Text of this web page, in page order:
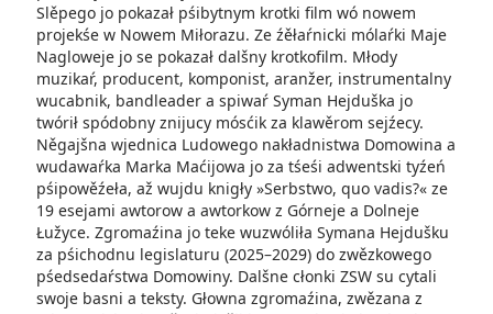
Slěpego jo pokazał pśibytnym krotki film wó nowem
projekśe w Nowem Miłorazu. Ze źěłaŕnicki mólaŕki Maje
Nagloweje jo se pokazał dalšny krotkofilm. Młody
muzikaŕ, producent, komponist, aranžer, instrumentalny
wucabnik, bandleader a spiwaŕ Syman Hejduška jo
twórił spódobny znijucy mósćik za klawěrom sejźecy.
Něgajšna wjednica Ludowego nakładnistwa Domowina a
wudawaŕka Marka Maćijowa jo za tśeśi adwentski tyźeń
pśipowěźeła, až wujdu knigły »Serbstwo, quo vadis?« ze
19 esejami awtorow a awtorkow z Górneje a Dolneje
Łužyce. Zgromaźina jo teke wuzwóliła Symana Hejdušku
za pśichodnu legislaturu (2025–2029) do zwězkowego
pśedsedaŕstwa Domowiny. Dalšne cłonki ZSW su cytali
swoje basni a teksty. Głowna zgromaźina, zwězana z